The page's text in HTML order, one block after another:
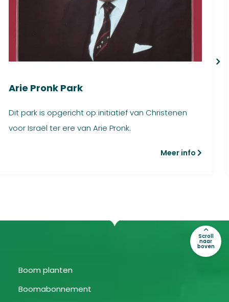
Arie Pronk Park
Dit park is opgericht op initiatief van Christenen
voor Israël ter ere van Arie Pronk.
Meer info
Boom planten
Boomabonnement
Scroll
naar
boven